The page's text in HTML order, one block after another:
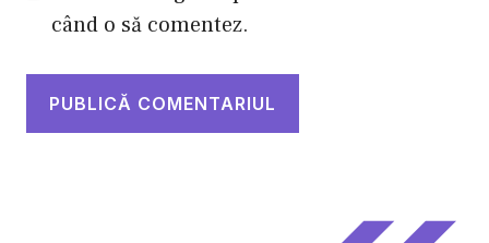
când o să comentez.